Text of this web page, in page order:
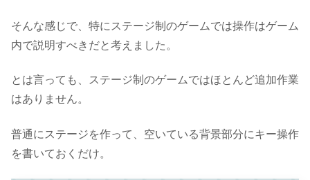
そんな感じで、特にステージ制のゲームでは操作はゲーム
内で説明すべき だと考えました。
とは言っても、ステージ制のゲームではほとんど追加作業
はありません。
普通にステージを作って、空いている背景部分にキー操作
を書いておくだけ。